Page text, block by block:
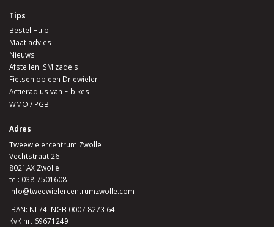
Tips
Bestel Hulp
Maat advies
Nieuws
Afstellen ISM zadels
Fietsen op een Driewieler
Actieradius van E-bikes
WMO / PGB
Adres
Tweewielercentrum Zwolle
Vechtstraat 26
8021AX Zwolle
tel: 038-7501608
info@tweewielercentrumzwolle.com
IBAN: NL74 INGB 0007 8273 64
KvK nr. 69671249